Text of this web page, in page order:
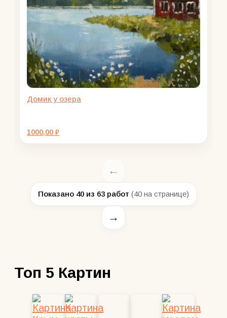
Домик у озера
1000,00 ₽
Показано 40 из 63 работ (40 на странице)
Топ 5 Картин